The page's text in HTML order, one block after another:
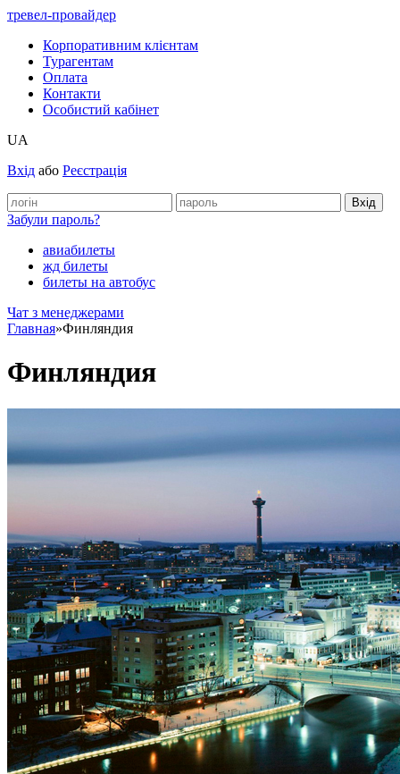
тревел-провайдер
Корпоративним клієнтам
Турагентам
Оплата
Контакти
Особистий кабінет
UA
Вхід або Реєстрація
Забули пароль?
авиабилеты
жд билеты
билеты на автобус
Чат з менеджерами
Главная»Финляндия
Финляндия